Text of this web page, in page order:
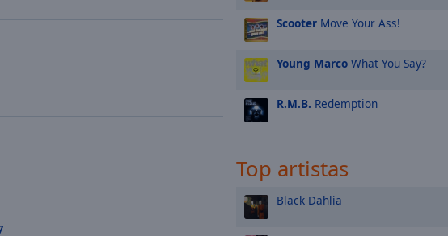
Scooter Move Your Ass!
Young Marco What You Say?
R.M.B. Redemption
Top artistas
Black Dahlia